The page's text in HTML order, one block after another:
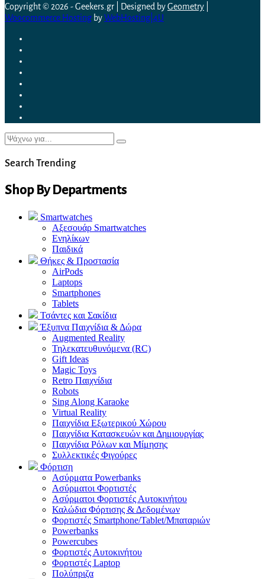
Copyright © 2026 - Geekers.gr | Designed byGeometry
Woocommerce Hosting byWebHosting|4U
Search Trending
Shop By Departments
Smartwatches
Αξεσουάρ Smartwatches
Ενηλίκων
Παιδικά
Θήκες & Προστασία
AirPods
Laptops
Smartphones
Tablets
Τσάντες και Σακίδια
Έξυπνα Παιχνίδια & Δώρα
Augmented Reality
Τηλεκατευθυνόμενα (RC)
Gift Ideas
Magic Toys
Retro Παιχνίδια
Robots
Sing Along Karaoke
Virtual Reality
Παιχνίδια Εξωτερικού Χώρου
Παιχνίδια Κατασκευών και Δημιουργίας
Παιχνίδια Ρόλων και Μίμησης
Συλλεκτικές Φιγούρες
Φόρτιση
Ασύρματα Powerbanks
Aσύρματοι Φορτιστές
Ασύρματοι Φορτιστές Αυτοκινήτου
Καλώδια Φόρτισης & Δεδομένων
Φορτιστές Smartphone/Tablet/Μπαταριών
Powerbanks
Powercubes
Φορτιστές Αυτοκινήτου
Φορτιστές Laptop
Πολύπριζα